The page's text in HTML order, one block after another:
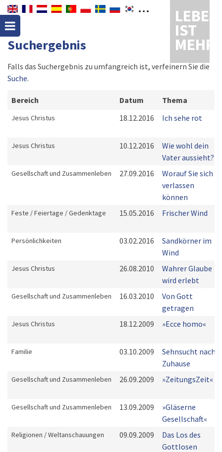
LEBEN
IST
MEHR
Suchergebnis
Falls das Suchergebnis zu umfangreich ist, verfeinern Sie die
Suche.
Bereich Datum Thema
Jesus Christus 18.12.2016 Ich sehe rot
Jesus Christus 10.12.2016
Wie wohl dein
Vater aussieht?
Gesellschaft und Zusammenleben 27.09.2016
Worauf Sie sich
verlassen
können
Feste / Feiertage / Gedenktage 15.05.2016 Frischer Wind
Persönlichkeiten 03.02.2016
Sandkörner im
Wind
Jesus Christus 26.08.2010
Wahrer Glaube
wird erlebt
Gesellschaft und Zusammenleben 16.03.2010
Von Gott
getragen
Jesus Christus 18.12.2009 »Ecce homo«
Familie 03.10.2009
Sehnsucht nach
Zuhause
Gesellschaft und Zusammenleben 26.09.2009 »ZeitungsZeit«
Gesellschaft und Zusammenleben 13.09.2009
»Gläserne
Gesellschaft«
Religionen / Weltanschauungen 09.09.2009
Das Los des
Gottlosen